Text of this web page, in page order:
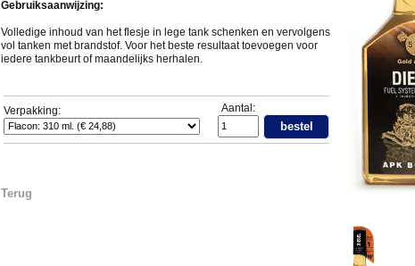
Gebruiksaanwijzing:
Volledige inhoud van het flesje in lege tank schenken en vervolgens
vol tanken met brandstof. Voor het beste resultaat toevoegen voor
iedere tankbeurt of maandelijks herhalen.
Verpakking: Aantal:
bestel
Terug